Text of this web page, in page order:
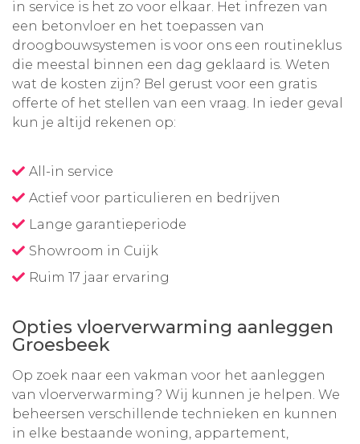
in service is het zo voor elkaar. Het infrezen van
een betonvloer en het toepassen van
droogbouwsystemen is voor ons een routineklus
die meestal binnen een dag geklaard is. Weten
wat de kosten zijn? Bel gerust voor een gratis
offerte of het stellen van een vraag. In ieder geval
kun je altijd rekenen op:
All-in service
Actief voor particulieren en bedrijven
Lange garantieperiode
Showroom in Cuijk
Ruim 17 jaar ervaring
Opties vloerverwarming aanleggen
Groesbeek
Op zoek naar een vakman voor het aanleggen
van vloerverwarming? Wij kunnen je helpen. We
beheersen verschillende technieken en kunnen
in elke bestaande woning, appartement,